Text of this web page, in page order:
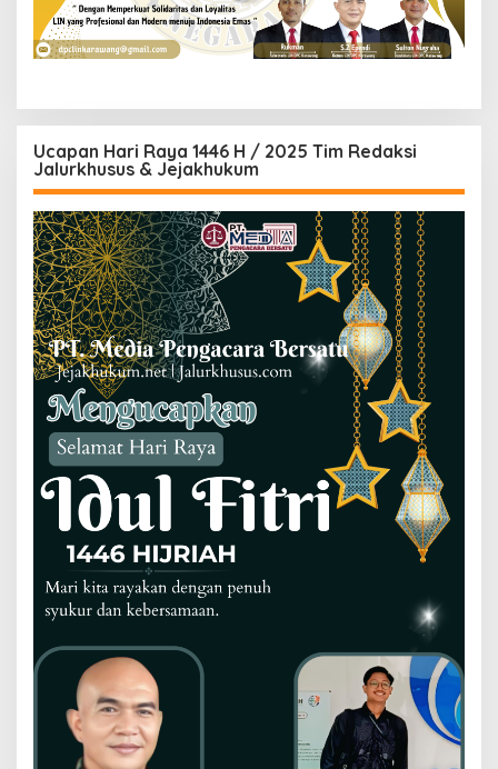
Ucapan Hari Raya 1446 H / 2025 Tim Redaksi
Jalurkhusus & Jejakhukum